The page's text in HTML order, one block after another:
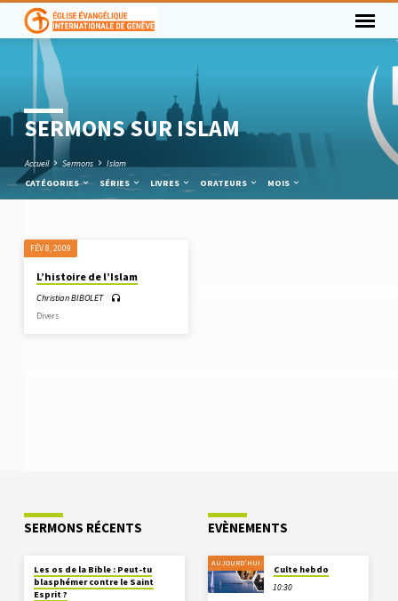
SERMONS SUR ISLAM
Accueil Sermons
Islam
CATÉGORIES
SÉRIES LIVRES ORATEURS MOIS
SERMONS
SUR
ISLAM
FÉV 8, 2009
L’histoire de l’Islam
Christian BIBOLET
Divers
SERMONS RÉCENTS
Les os de la Bible : Peut-tu
blasphémer contre le Saint
Esprit ?
EVÈNEMENTS
AUJOURD'HUI
Culte hebdo
10:30